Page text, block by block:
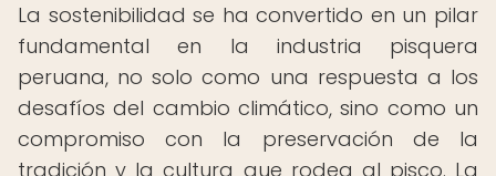
La sostenibilidad se ha convertido en un pilar
fundamental en la industria pisquera
peruana, no solo como una respuesta a los
desafíos del cambio climático, sino como un
compromiso con la preservación de la
tradición y la cultura que rodea al pisco. La